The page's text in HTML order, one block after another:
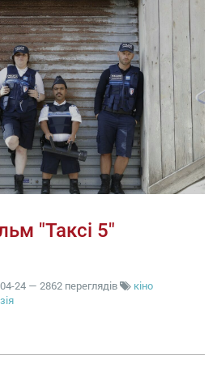
"Таксі 5"
24 — 2862 переглядів
кіно